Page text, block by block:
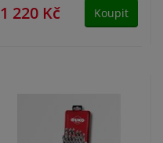
1 220 Kč Koupit